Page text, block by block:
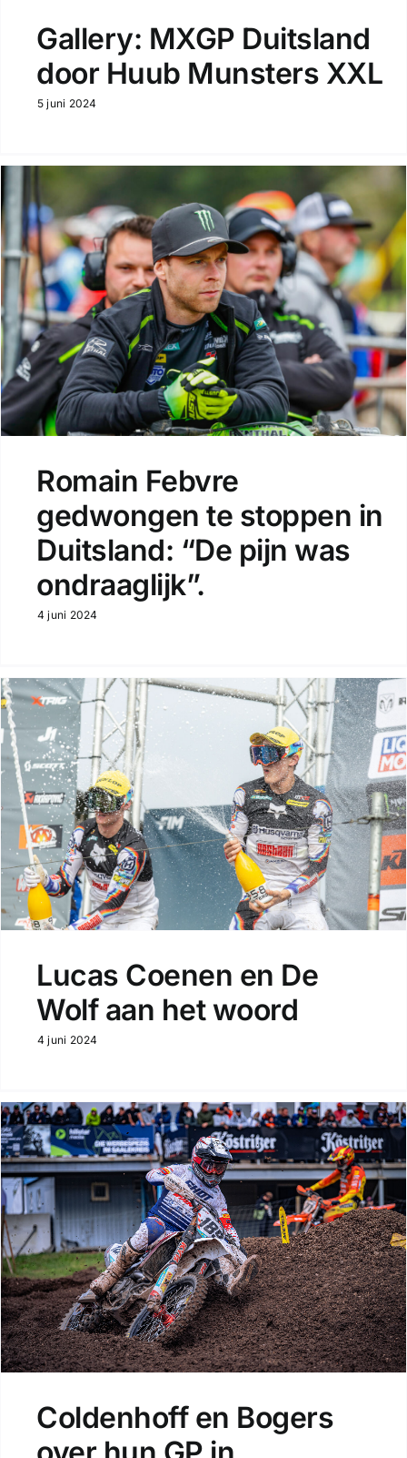
Gallery: MXGP Duitsland
door Huub Munsters XXL
5 juni 2024
Romain Febvre
gedwongen te stoppen in
Duitsland: “De pijn was
ondraaglijk”.
4 juni 2024
Lucas Coenen en De
Wolf aan het woord
4 juni 2024
Coldenhoff en Bogers